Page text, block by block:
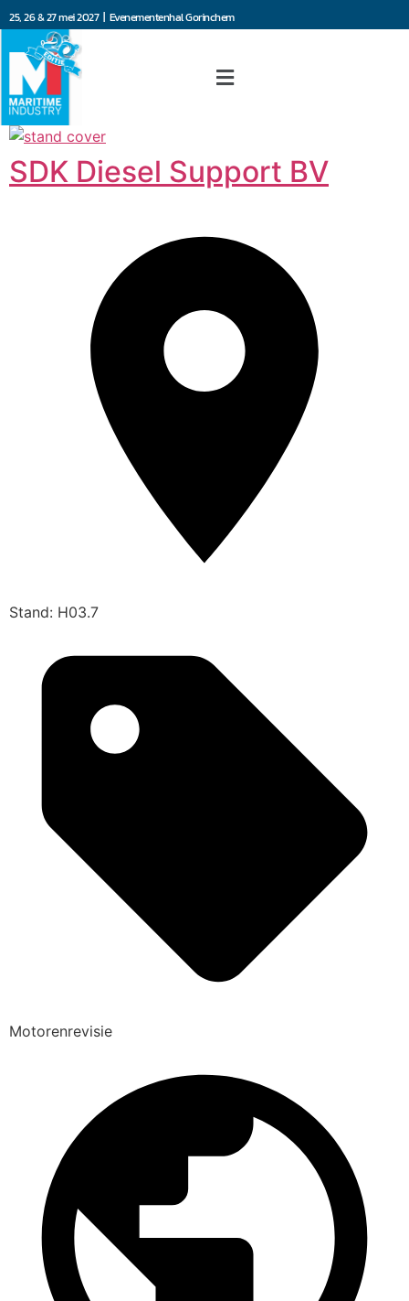
25, 26 & 27 mei 2027 | Evenementenhal Gorinchem
SDK Diesel Support BV
Stand: H03.7
Motorenrevisie